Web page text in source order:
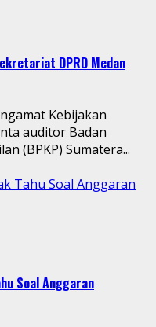
DPRD Medan
Kebijakan
auditor Badan
(BPKP) Sumatera...
Tahu Soal Anggaran
Soal Anggaran